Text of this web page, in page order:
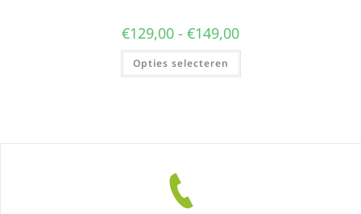
€129,00 - €149,00
Opties selecteren